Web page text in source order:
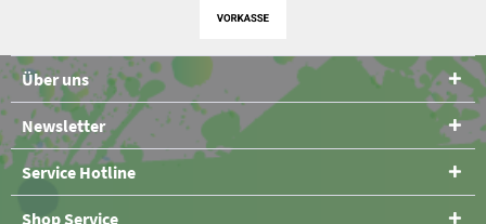
Über uns
Newsletter
Service Hotline
Shop Service